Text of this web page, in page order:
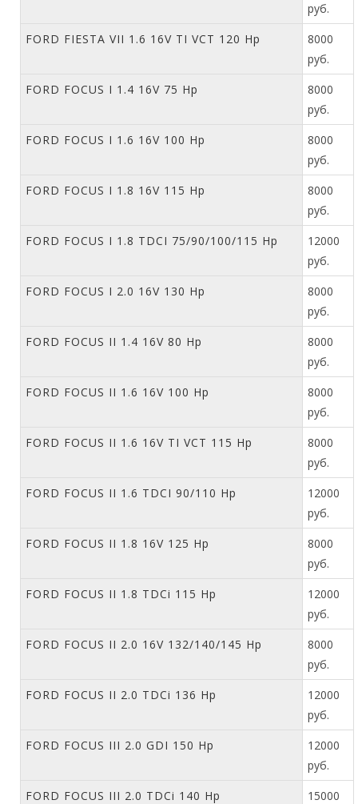
руб.
FORD FIESTA VII 1.6 16V TI VCT 120 Hp
8000
руб.
FORD FOCUS I 1.4 16V 75 Hp
8000
руб.
FORD FOCUS I 1.6 16V 100 Hp
8000
руб.
FORD FOCUS I 1.8 16V 115 Hp
8000
руб.
FORD FOCUS I 1.8 TDCI 75/90/100/115 Hp
12000
руб.
FORD FOCUS I 2.0 16V 130 Hp
8000
руб.
FORD FOCUS II 1.4 16V 80 Hp
8000
руб.
FORD FOCUS II 1.6 16V 100 Hp
8000
руб.
FORD FOCUS II 1.6 16V TI VCT 115 Hp
8000
руб.
FORD FOCUS II 1.6 TDCI 90/110 Hp
12000
руб.
FORD FOCUS II 1.8 16V 125 Hp
8000
руб.
FORD FOCUS II 1.8 TDCi 115 Hp
12000
руб.
FORD FOCUS II 2.0 16V 132/140/145 Hp
8000
руб.
FORD FOCUS II 2.0 TDCi 136 Hp
12000
руб.
FORD FOCUS III 2.0 GDI 150 Hp
12000
руб.
FORD FOCUS III 2.0 TDCi 140 Hp
15000